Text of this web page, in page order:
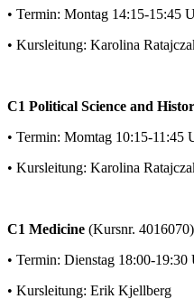
• Termin: Montag 14:15-15:45
• Kursleitung: Karolina
C1 Political Science and
• Termin: Momtag 10:15-11:45
• Kursleitung: Karolina
C1 Medicine (Kursnr. 4016070)
• Termin: Dienstag 18:00-
• Kursleitung: Erik Kjellberg